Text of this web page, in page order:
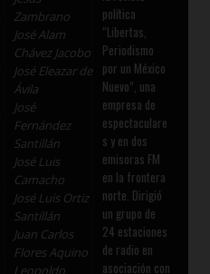
Zambrano
José Alam
Chávez Jacobo
José Eleazar de
Ávila
José
Fernández
Santillán
José Luis
Camacho
José Luis Ortiz
Santillán
Juan Carlos
Flores Aquino
Leopoldo
política
“Libertas,
Periodismo
por un México
Nuevo”, una
empresa de
espectaculare
s y en dos
emisoras FM
en la frontera
norte. Dirigió
un grupo de
24 estaciones
de radio en
asociación con